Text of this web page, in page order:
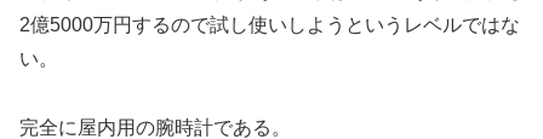
2億5000万円するので試し使いしようというレベルではな
い。
完全に屋内用の腕時計である。